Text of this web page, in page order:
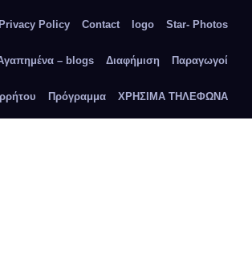
Policy Contact logo Star- Photos
– blogs Διαφήμιση Παραγωγοί
Πρόγραμμα ΧΡΗΣΙΜΑ ΤΗΛΕΦΩΝΑ